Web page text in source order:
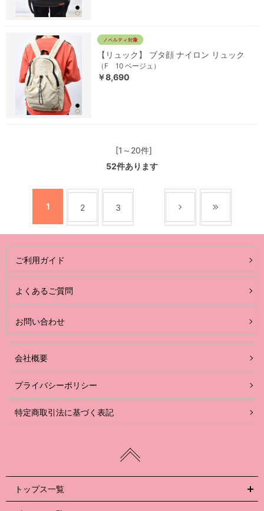
【リュック】 ブタ顔 ナイロン リュック
（F 10 ベージュ）
￥8,690
[1～20件]
52件あります
1 2 3
ご利用ガイド
よくあるご質問
お問い合わせ
会社概要
プライバシーポリシー
特定商取引法に基づく表記
トップス一覧